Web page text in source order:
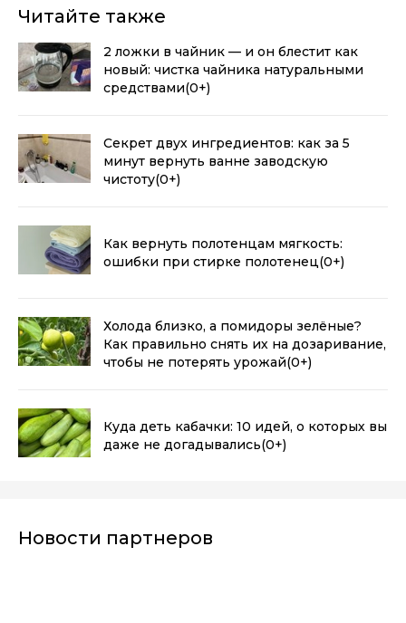
Читайте также
2 ложки в чайник — и он блестит как
новый: чистка чайника натуральными
средствами(0+)
Секрет двух ингредиентов: как за 5
минут вернуть ванне заводскую
чистоту(0+)
Как вернуть полотенцам мягкость:
ошибки при стирке полотенец(0+)
Холода близко, а помидоры зелёные?
Как правильно снять их на дозаривание,
чтобы не потерять урожай(0+)
Куда деть кабачки: 10 идей, о которых вы
даже не догадывались(0+)
Новости партнеров